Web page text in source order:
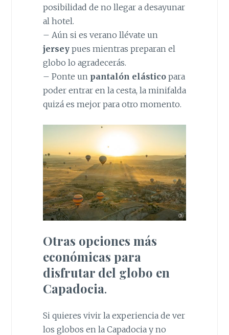
posibilidad de no llegar a desayunar
al hotel.
– Aún si es verano llévate un
jersey pues mientras preparan el
globo lo agradecerás.
– Ponte un pantalón elásticopara
poder entrar en la cesta, la minifalda
quizá es mejor para otro momento.
Otras opciones más
económicas para
disfrutar del globo en
Capadocia.
Si quieres vivir la experiencia de ver
los globos en la Capadocia y no